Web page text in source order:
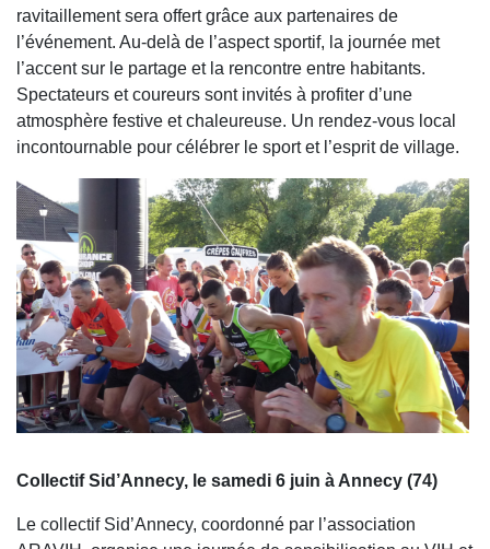
ravitaillement sera offert grâce aux partenaires de
l’événement. Au-delà de l’aspect sportif, la journée met
l’accent sur le partage et la rencontre entre habitants.
Spectateurs et coureurs sont invités à profiter d’une
atmosphère festive et chaleureuse. Un rendez-vous local
incontournable pour célébrer le sport et l’esprit de village.
Collectif Sid’Annecy, le samedi 6 juin à Annecy (74)
Le collectif Sid’Annecy, coordonné par l’association